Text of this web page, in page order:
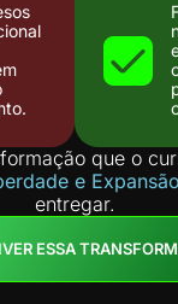
que o
e Expansão
entregar.
ESSA